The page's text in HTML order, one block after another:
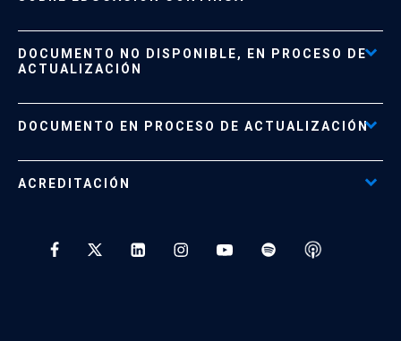
Formas de Pago
Políticas de Retiro, Devolución e Información Importante
DOCUMENTO NO DISPONIBLE, EN PROCESO DE
ACTUALIZACIÓN
Documento No Disponible file_download
DOCUMENTO EN PROCESO DE ACTUALIZACIÓN
ACREDITACIÓN